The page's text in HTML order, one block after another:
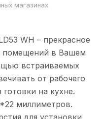
магазинах
WH – прекрасное
помещений в Вашем
встраиваемых
от рабочего
на кухне.
миллиметров.
для установки